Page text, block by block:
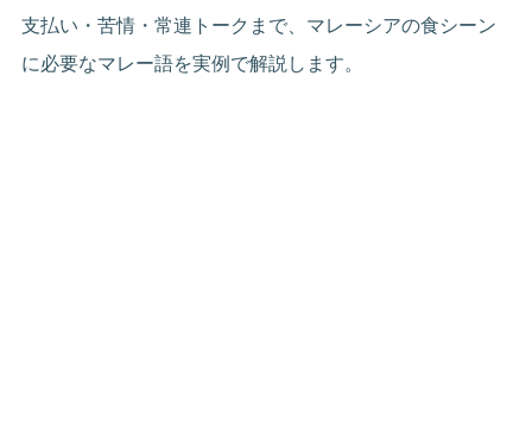
支払い・苦情・常連トークまで、マレーシアの食シーン
に必要なマレー語を実例で解説します。